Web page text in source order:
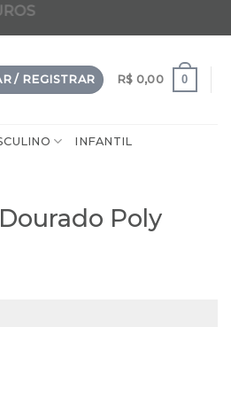
/ REGISTRAR R$ 0,00 0
INFANTIL
Poly